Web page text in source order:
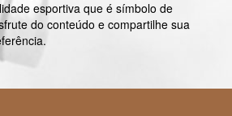
esportiva que é símbolo de
do conteúdo e compartilhe sua